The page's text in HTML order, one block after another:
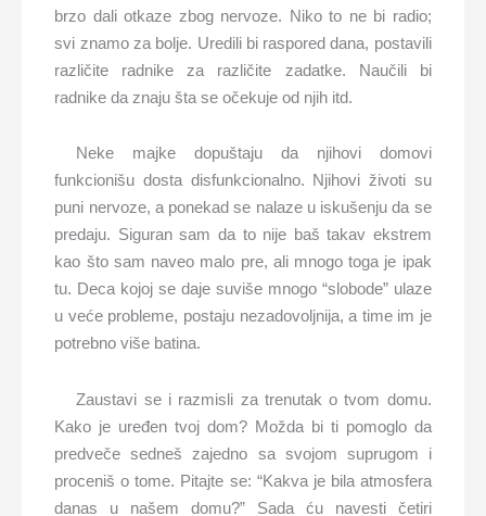
brzo dali otkaze zbog nervoze. Niko to ne bi radio;
svi znamo za bolje. Uredili bi raspored dana, postavili
različite radnike za različite zadatke. Naučili bi
radnike da znaju šta se očekuje od njih itd.
Neke majke dopuštaju da njihovi domovi
funkcionišu dosta disfunkcionalno. Njihovi životi su
puni nervoze, a ponekad se nalaze u iskušenju da se
predaju. Siguran sam da to nije baš takav ekstrem
kao što sam naveo malo pre, ali mnogo toga je ipak
tu. Deca kojoj se daje suviše mnogo “slobode” ulaze
u veće probleme, postaju nezadovoljnija, a time im je
potrebno više batina.
Zaustavi se i razmisli za trenutak o tvom domu.
Kako je uređen tvoj dom? Možda bi ti pomoglo da
predveče sedneš zajedno sa svojom suprugom i
proceniš o tome. Pitajte se: “Kakva je bila atmosfera
danas u našem domu?” Sada ću navesti četiri